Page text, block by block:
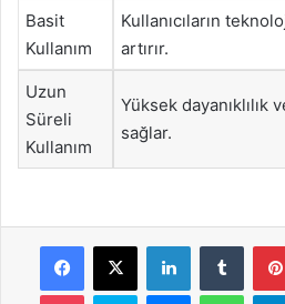
Basit
Kullanım
Kullanıcıların
artırır.
Uzun
Süreli
Kullanım
Yüksek dayanıklılık
sağlar.
Facebook
X LinkedIn
Pocket Skype Messenger